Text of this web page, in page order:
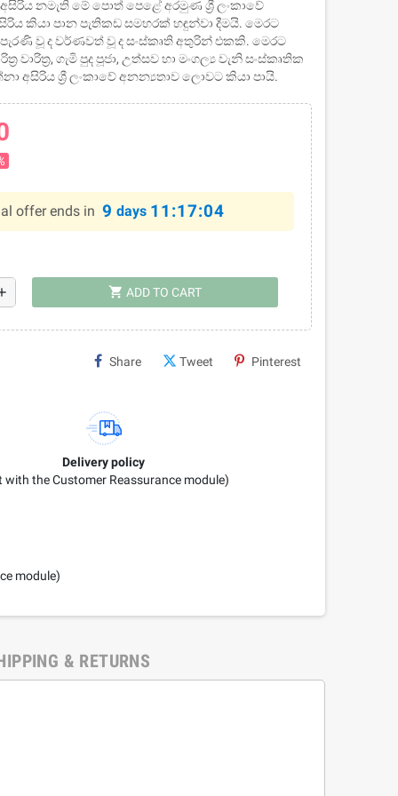
අසිරිය නමැති මේ පොත් පෙළේ අරමුණ ශ්‍රී ලංකාවේ
කියා පාන පැතිකඩ සමහරක් හඳුන්වා දීමයි. මෙරට
වූ ද වර්ණවත් වූ ද සංස්කෘති අතුරින් එකකි. මෙරට
වාරිත්‍ර, ගැමි පුද පූජා, උත්සව හා මංගල්‍ය වැනි සංස්කෘතික
අසිරිය ශ්‍රී ලංකාවේ අනන්‍යතාව ලොවට කියා පායි.
offer ends in 9 days 11:17:03
shopping_cart ADD TO CART
Share Tweet Pinterest
Delivery policy
with the Customer Reassurance module)
module)
& RETURNS